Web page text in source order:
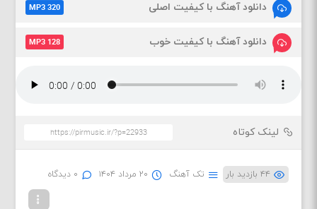
دانلود آهنگ با کیفیت اصلی MP3 320
دانلود آهنگ با کیفیت خوب MP3 128
لینک کوتاه
۴۴ بازدید بار تک آهنگ ۲۰ مرداد ۱۴۰۴ ۰ دیدگاه